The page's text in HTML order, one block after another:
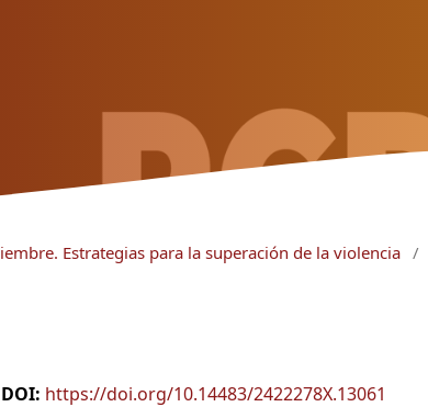
Estrategias para la superación de la violencia /
DOI: https://doi.org/10.14483/2422278X.13061